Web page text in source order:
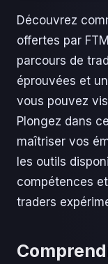
Découvrez
offertes par
parcours de
éprouvées et
vous pouvez
Plongez dans
maîtriser vos
les outils
compétences
traders